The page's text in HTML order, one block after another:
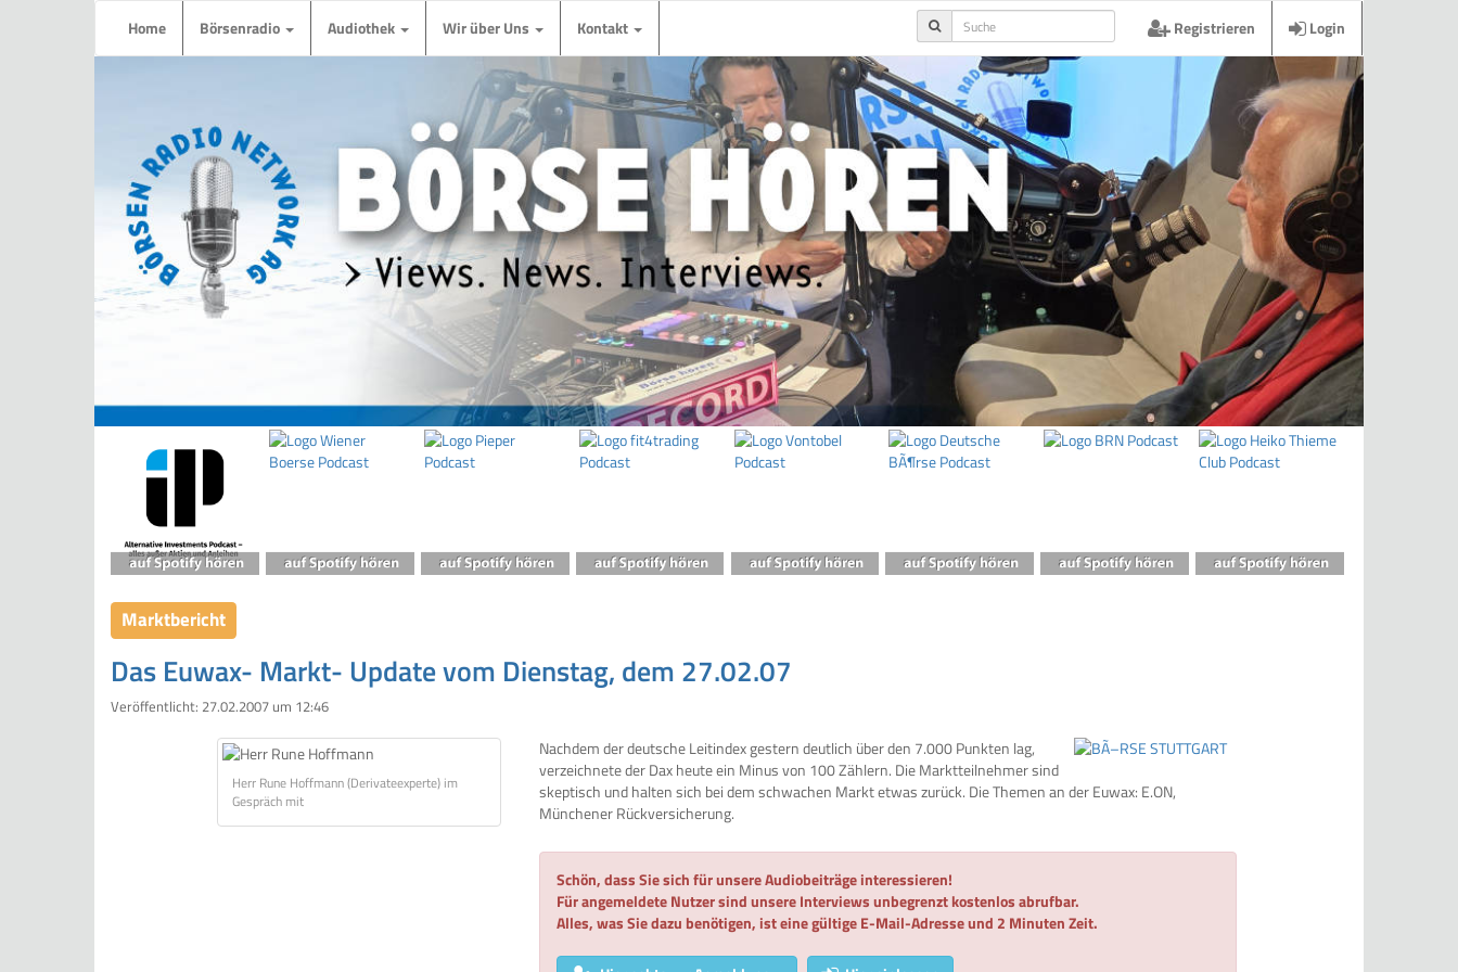
Home Börsenradio Audiothek Wir über Uns Kontakt Registrieren Login
Marktbericht
Das Euwax- Markt- Update vom Dienstag, dem 27.02.07
Veröffentlicht: 27.02.2007 um 12:46
Herr Rune Hoffmann (Derivateexperte) im
Gespräch mit
Nachdem der deutsche Leitindex gestern deutlich über den 7.000 Punkten lag,
verzeichnete der Dax heute ein Minus von 100 Zählern. Die Marktteilnehmer sind
skeptisch und halten sich bei dem schwachen Markt etwas zurück. Die Themen an der Euwax: E.ON,
Münchener Rückversicherung.
Schön, dass Sie sich für unsere Audiobeiträge interessieren!
Für angemeldete Nutzer sind unsere Interviews unbegrenzt kostenlos abrufbar.
Alles, was Sie dazu benötigen, ist eine gültige E-Mail-Adresse und 2 Minuten Zeit.